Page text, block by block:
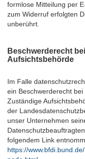
formlose Mitteilung per
zum Widerruf erfolgten
unberührt.
Beschwerderecht
Aufsichtsbehörde
Im Falle
ein Beschwerderecht bei
Zuständige
der
unser Unternehmen
folgendem Link
https://